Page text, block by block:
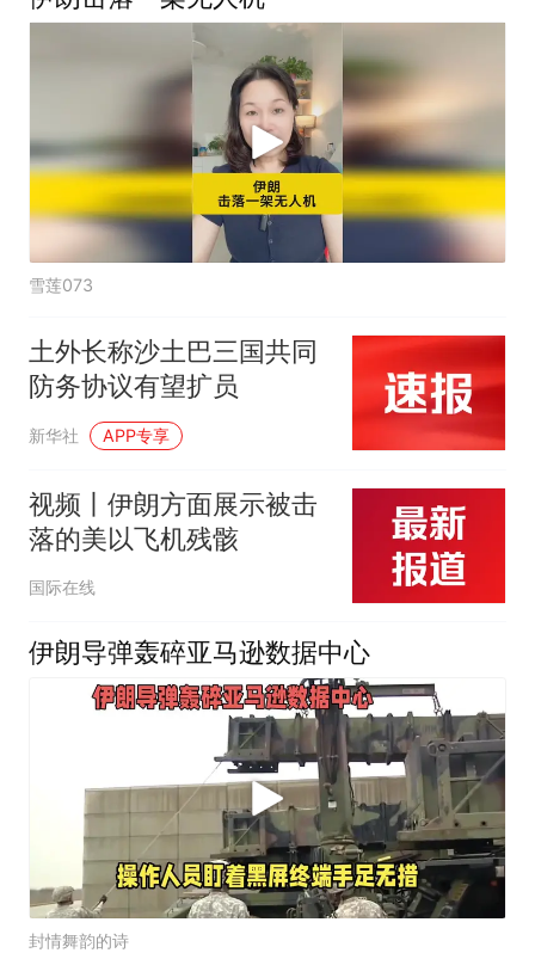
雪莲073
土外长称沙土巴三国共同
防务协议有望扩员
新华社 APP专享
视频丨伊朗方面展示被击
落的美以飞机残骸
国际在线
伊朗导弹轰碎亚马逊数据中心
封情舞韵的诗